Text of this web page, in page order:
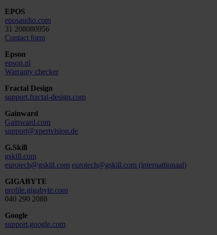
EPOS
eposaudio.com
31 208080956
Contact form
Epson
epson.nl
Warranty checker
Fractal Design
support.fractal-design.com
Gainward
Gainward.com
support@xpertvision.de
G.Skill
gskill.com
eurotech@gskill.com eurotech@gskill.com (internattionaal)
GIGABYTE
profile.gigabyte.com
040 290 2088
Google
support.google.com